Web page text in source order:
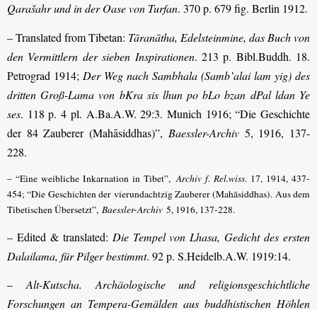
Qarašahr und in der Oase von Turfan. 370 p. 679 fig. Berlin 1912.
– Translated from Tibetan: Tāranātha, Edelsteinmine, das Buch von
den Vermittlern der sieben Inspirationen. 213 p. Bibl.Buddh. 18.
Petrograd 1914; Der Weg nach Sambhala (Samb’alai lam yig) des
dritten Groß-Lama von bKra sis lhun po bLo bzan dPal ldan Ye
ses. 118 p. 4 pl. A.Ba.A.W. 29:3. Munich 1916; “Die Geschichte
der 84 Zauberer (Mahāsiddhas)”, Baessler-Archiv5, 1916, 137-
228.
– “Eine weibliche Inkarnation in Tibet”,Archiv f. Rel.wiss. 17, 1914, 437-
454; “Die Geschichten der vierundachtzig Zauberer (Mahāsiddhas). Aus dem
Tibetischen Übersetzt”, Baessler-Archiv 5, 1916, 137-228.
– Edited & translated: Die Tempel von Lhasa, Gedicht des ersten
Dalailama, für Pilger bestimmt. 92 p. S.Heidelb.A.W. 1919:14.
– Alt-Kutscha. Archäologische und religionsgeschichtliche
Forschungen an Tempera-Gemälden aus buddhistischen Höhlen